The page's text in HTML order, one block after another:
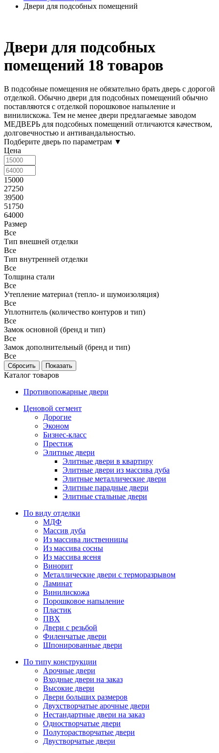
Двери для подсобных помещений
Двери для подсобных
помещений 18 товаров
В подсобные помещения не обязательно брать дверь с дорогой
отделкой. Обычно двери для подсобных помещений обычно
поставляются с отделкой порошковое напыление и
винилискожа. Тем не менее двери предлагаемые заводом
МЕДВЕРЬ для подсобных помещений отличаются качеством,
долговечностью и антивандальностью.
Подберите дверь по параметрам ▼
Цена
15000
27250
39500
51750
64000
Размер
Все
Тип внешней отделки
Все
Тип внутренней отделки
Все
Толщина стали
Все
Утепление материал (тепло- и шумоизоляция)
Все
Уплотнитель (количество контуров и тип)
Все
Замок основной (бренд и тип)
Все
Замок дополнительный (бренд и тип)
Все
Каталог товаров
Противопожарные двери
Ценовой сегмент
Дорогие
Эконом
Бизнес-класс
Престиж
Элитные двери
Элитные двери в квартиру
Элитные двери из массива дуба
Элитные металлические двери
Элитные парадные двери
Элитные стальные двери
По виду отделки
МДФ
Массив дуба
Из массива лиственницы
Из массива сосны
Из массива ясеня
Винорит
Металлические двери с терморазрывом
Ламинат
Винилискожа
Порошковое напыление
Пластик
ПВХ
Двери с резьбой
Филенчатые двери
Шпонированные двери
По типу конструкции
Арочные двери
Входные двери на заказ
Высокие двери
Двери больших размеров
Двухстворчатые арочные двери
Нестандартные двери на заказ
Одностворчатые двери
Полуторастворчатые двери
Двустворчатые двери